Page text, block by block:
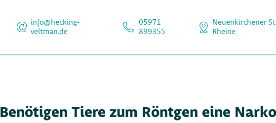
info@hecking-
veltman.de
05971
899355
Neuenkirchener
Rheine
Benötigen Tiere zum Röntgen eine